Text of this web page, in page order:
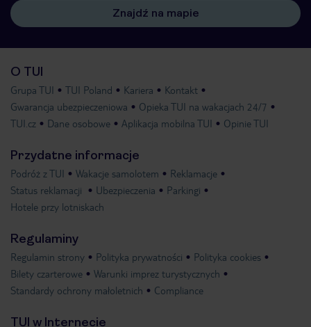
Znajdź na mapie
O TUI
Grupa TUI TUI Poland Kariera
Kontakt
Gwarancja ubezpieczeniowa
Opieka TUI na wakacjach 24/7
TUI.cz
Dane osobowe Aplikacja mobilna TUI Opinie TUI
Przydatne informacje
Podróż z TUI Wakacje samolotem
Reklamacje
Status reklamacji
Ubezpieczenia
Parkingi
Hotele przy lotniskach
Regulaminy
Regulamin strony Polityka prywatności
Polityka cookies
Bilety czarterowe
Warunki imprez turystycznych
Standardy ochrony małoletnich
Compliance
TUI w Internecie